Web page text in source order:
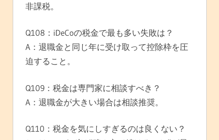
非課税。
Q108：iDeCoの税金で最も多い失敗は？
A：退職金と同じ年に受け取って控除枠を圧
迫すること。
Q109：税金は専門家に相談すべき？
A：退職金が大きい場合は相談推奨。
Q110：税金を気にしすぎるのは良くない？